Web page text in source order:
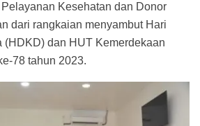
Kesehatan dan Donor
dari rangkaian menyambut Hari
(HDKD) dan HUT Kemerdekaan
78 tahun 2023.